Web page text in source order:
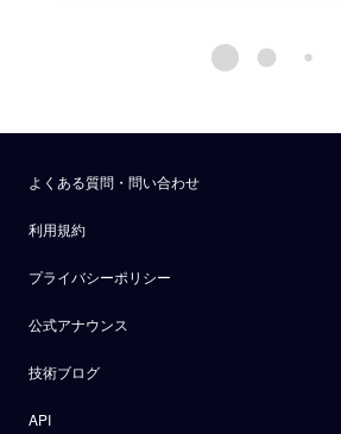
よくある質問・問い合わせ
利用規約
プライバシーポリシー
公式アナウンス
技術ブログ
API